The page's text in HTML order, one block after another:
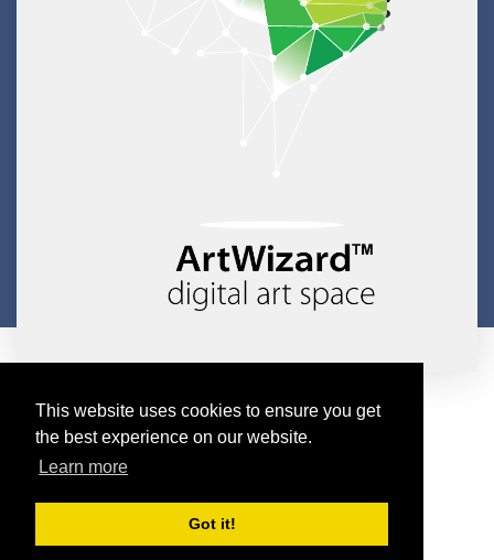
This website uses cookies to ensure you get
the best experience on our website.
Learn more
Got it!
Copyright © 2026 ArtWizard Ltd. All Rights Reserved
Created by CloudBM